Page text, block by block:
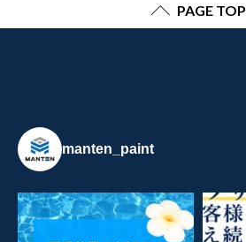
PAGE TOP
manten_paint